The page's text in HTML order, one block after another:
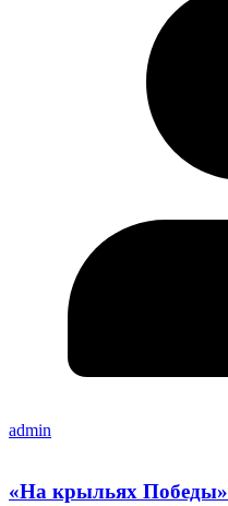
admin
«На крыльях Победы»